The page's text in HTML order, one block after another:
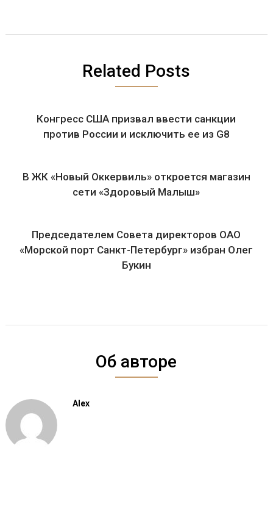
Related Posts
Конгресс США призвал ввести санкции
против России и исключить ее из G8
В ЖК «Новый Оккервиль» откроется магазин
сети «Здоровый Малыш»
Председателем Совета директоров ОАО
«Морской порт Санкт-Петербург» избран Олег
Букин
Об авторе
Alex